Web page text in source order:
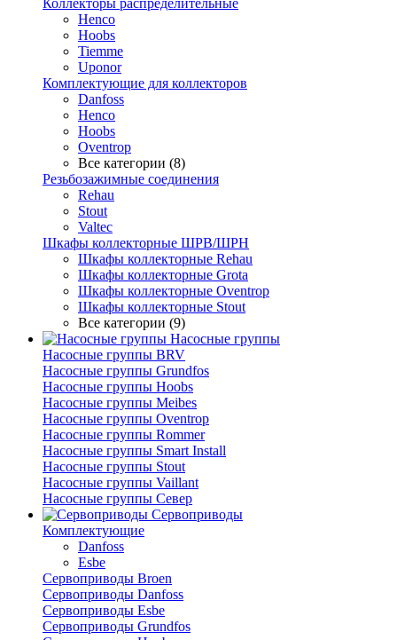
Коллекторы распределительные
Henco
Hoobs
Tiemme
Uponor
Комплектующие для коллекторов
Danfoss
Henco
Hoobs
Oventrop
Все категории (8)
Резьбозажимные соединения
Rehau
Stout
Valtec
Шкафы коллекторные ШРВ/ШРН
Шкафы коллекторные Rehau
Шкафы коллекторные Grota
Шкафы коллекторные Oventrop
Шкафы коллекторные Stout
Все категории (9)
Насосные группы
Насосные группы BRV
Насосные группы Grundfos
Насосные группы Hoobs
Насосные группы Meibes
Насосные группы Oventrop
Насосные группы Rommer
Насосные группы Smart Install
Насосные группы Stout
Насосные группы Vaillant
Насосные группы Север
Сервоприводы
Комплектующие
Danfoss
Esbe
Сервоприводы Broen
Сервоприводы Danfoss
Сервоприводы Esbe
Сервоприводы Grundfos